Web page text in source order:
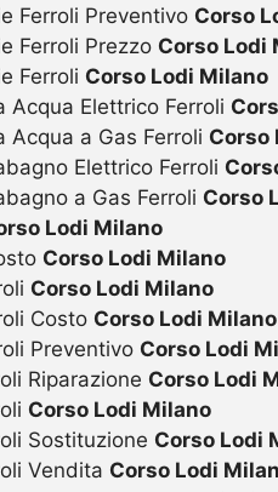
Ferroli Preventivo Corso
Ferroli Prezzo Corso Lodi
Ferroli Corso Lodi Milano
Acqua Elettrico Ferroli
Acqua a Gas Ferroli Corso
Elettrico Ferroli
a Gas Ferroli Corso
Lodi Milano
Corso Lodi Milano
Corso Lodi Milano
Costo Corso Lodi Milano
Preventivo Corso Lodi
Riparazione Corso Lodi
Corso Lodi Milano
Sostituzione Corso Lodi
Vendita Corso Lodi